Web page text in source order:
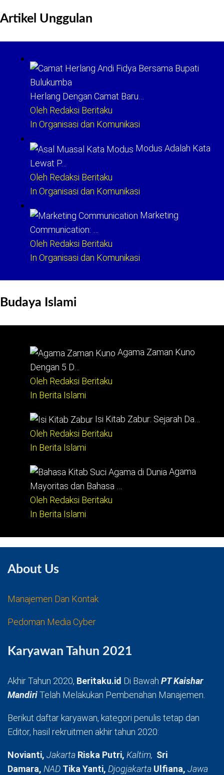
Artikel Unggulan
Herlang Dengan Camat Baru…
Oleh Redaksi Beritaku
In Organisasi dan Komunikasi
Modus Adalah Kata
Lewat P…
Oleh Redaksi Beritaku
In Organisasi dan Komunikasi
Marketing
Communication: …
Oleh Redaksi Beritaku
In Organisasi dan Komunikasi
Budaya Islami
Agama Zaman Kuno
Dengan 5 D…
Oleh Redaksi Beritaku
In Berita Islami
Isi Kitab Zabur: Sejarah Da…
Oleh Redaksi Beritaku
In Berita Islami
Agama
Mayoritas dan Bahasa …
Oleh Redaksi Beritaku
In Berita Islami
About Us
Manajemen Dan Kontak
Pedoman Media Cyber
Karyawan Tahun 2021
Akhir Tahun 2020, Beritaku.id Di Bawah PT Kaishar
MandiriTelah Melakukan Pembenahan Manajemen.
Berikut daftar karyawan, kategori penulis tetap dan
Editor, hasil rekruitmen akhir tahun 2020:
Novianti, Jakarta Riska Putri, Kaltim, Sri
Damara, NAD Tika Yanti, Djogjakarta Ulfiana, Jawa